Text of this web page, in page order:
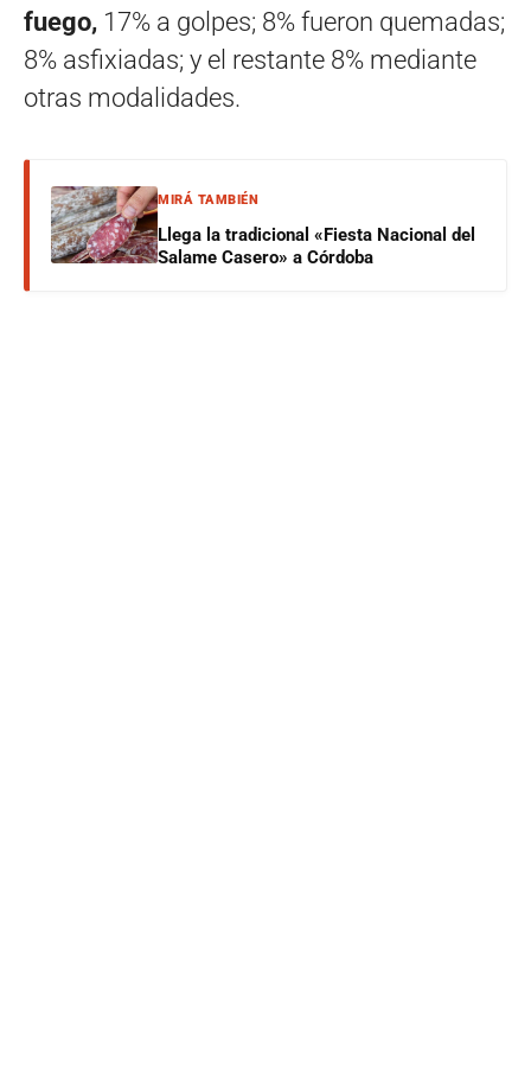
fuego, 17% a golpes; 8% fueron quemadas;
8% asfixiadas; y el restante 8% mediante
otras modalidades.
MIRÁ TAMBIÉN
Llega la tradicional «Fiesta Nacional del
Salame Casero» a Córdoba